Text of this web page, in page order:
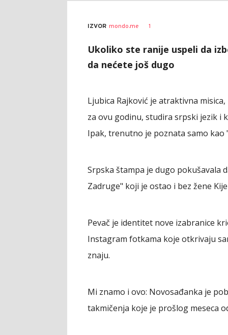
IZVOR mondo.me 1
Ukoliko ste ranije uspeli da
da nećete još dugo
Ljubica Rajković je atraktivna
za ovu godinu, studira srpski jezik
Ipak, trenutno je poznata samo kao
Srpska štampa je dugo pokušavala
Zadruge" koji je ostao i bez žene
Pevač je identitet nove izabranice
Instagram fotkama koje otkrivaju
znaju.
Mi znamo i ovo: Novosađanka je
takmičenja koje je prošlog meseca